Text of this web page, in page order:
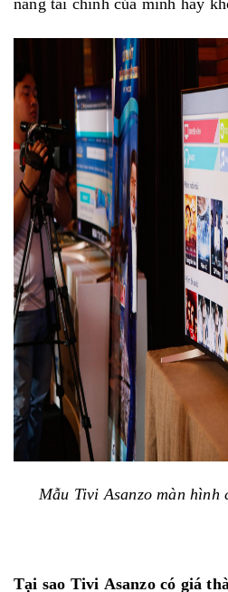
năng tài chính của mình hay
Mẫu Tivi Asanzo màn hình
Tại sao Tivi Asanzo có giá